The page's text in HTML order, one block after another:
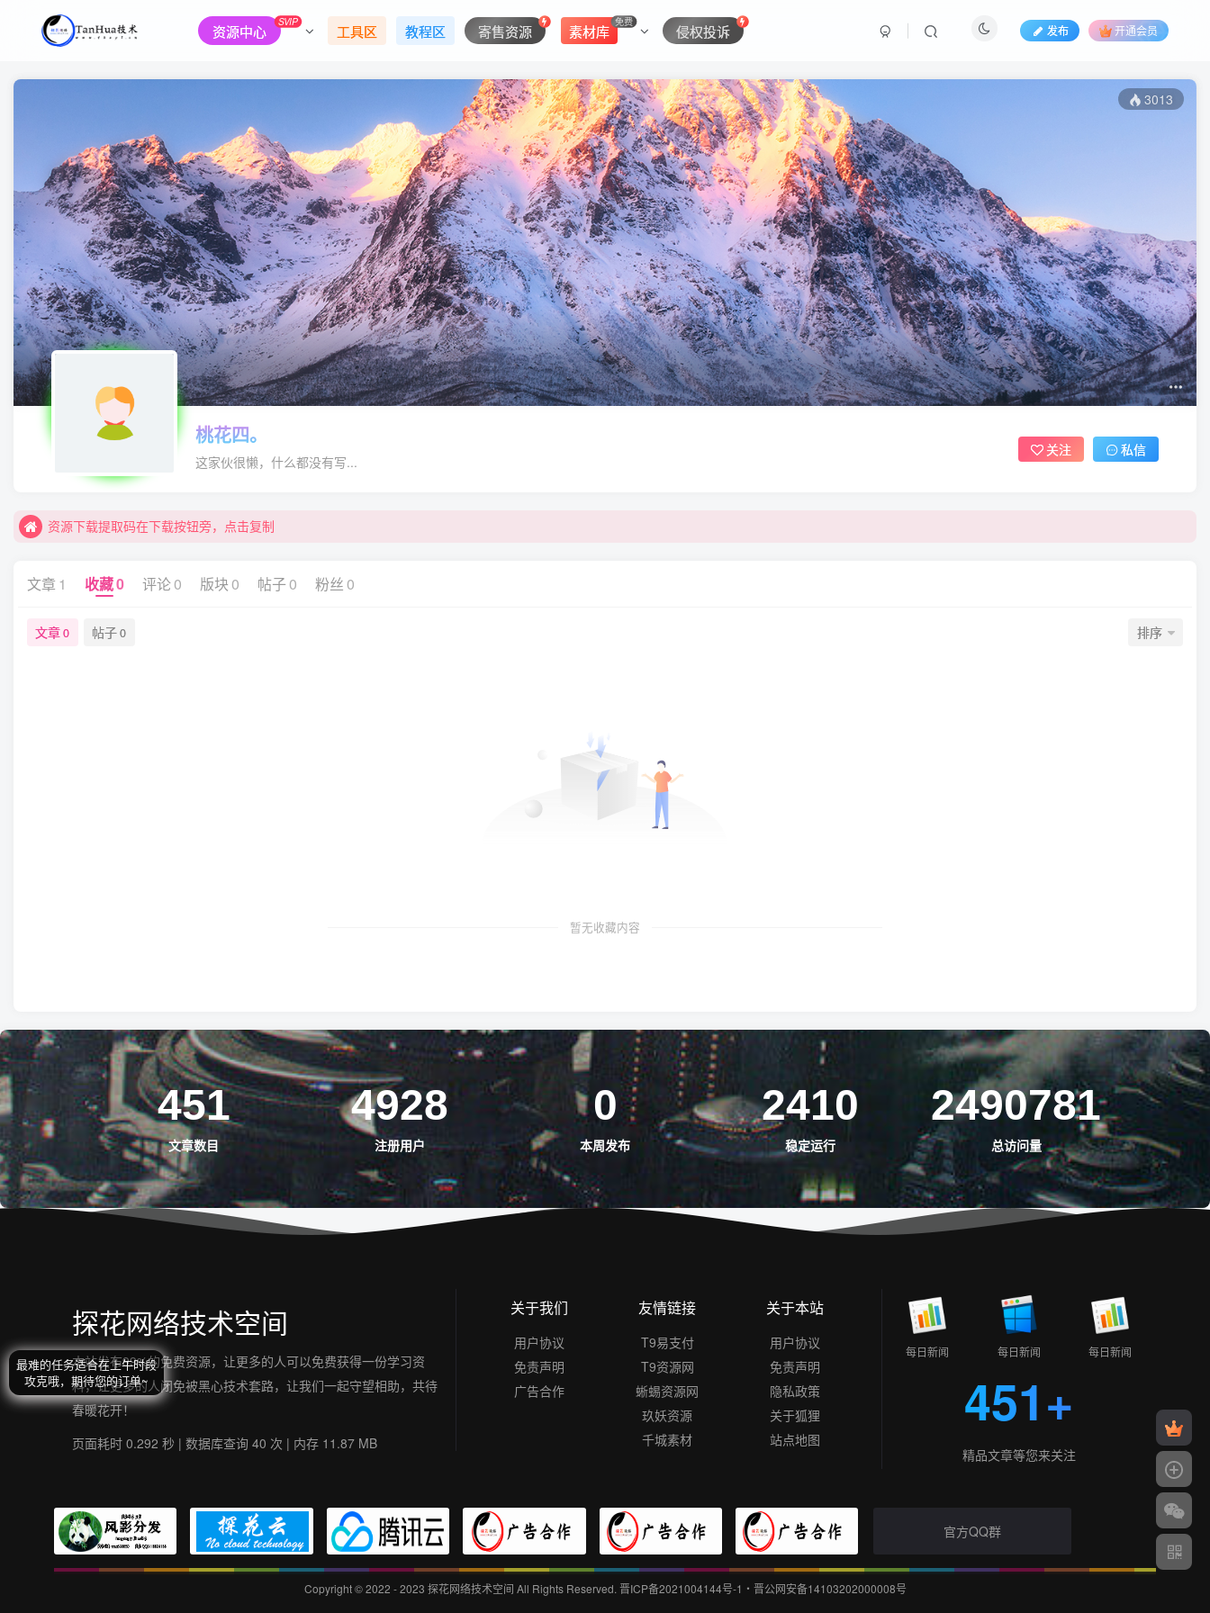
资源中心
SVIP
工具区 教程区 寄售资源 素材库
免费
侵权投诉 发布 开通会员
3013
桃花四。
这家伙很懒，什么都没有写...
关注
私信
资源下载提取码在下载按钮旁，点击复制
资源下载提取码在下载按钮旁，点击复制
文章 1 收藏0 评论0 版块 0 帖子0 粉丝 0
文章0 帖子0 排序
暂无收藏内容
451
文章数目
4928
注册用户
0
本周发布
2410
稳定运行
2490781
总访问量
探花网络技术空间
本站发布99%的免费资源，让更多的人可以免费获得一份学习资
料，让更多的人闭免被黑心技术套路，让我们一起守望相助，共待
春暖花开！
页面耗时 0.292 秒 | 数据库查询 40 次 | 内存 11.87 MB
关于我们
用户协议
免责声明
广告合作
友情链接
T9易支付
T9资源网
蜥蜴资源网
玖妖资源
千城素材
关于本站
用户协议
免责声明
隐私政策
关于狐狸
站点地图
每日新闻 每日新闻 每日新闻
451+
精品文章等您来关注
官方QQ群
Copyright © 2022 - 2023 探花网络技术空间 All Rights Reserved. 晋ICP备2021004144号-1 ・ 晋公网安备14103202000008号